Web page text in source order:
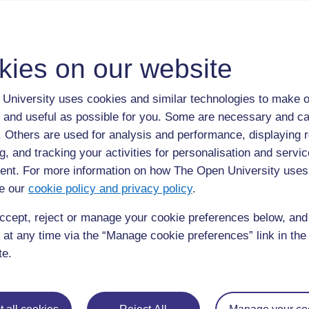
on our website
University uses cookies and similar technologies to make
useful as possible for you. Some are necessary and
Others are used for analysis and performance, displaying
and tracking your activities for personalisation and
For more information on how The Open University
our cookie policy and privacy policy.
reject or manage your cookie preferences below,
any time via the “Manage cookie preferences” link in
Les enfants doivent grandir en apprenant à respecter et
devrions tous être des naturalistes. Un naturaliste
quelqu’un qui se préoccupe constamment du monde qui
comprendre. Il a une vue d’ensemble précise dans son
dans la nature. Toute nouvelle observation trouve une
Comment les enseignants peuvent-ils aider les élèves à
dont la nature est organisée ? Cette section explore
étendre leurs connaissances des êtres vivants. Vous
les exposerez, fabriquerez des modèles et effectuerez